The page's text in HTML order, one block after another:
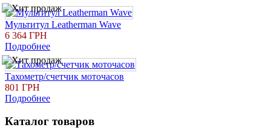
Мультитул Leatherman Wave
6 364 ГРН
Подробнее
Тахометр/счетчик моточасов
801 ГРН
Подробнее
Каталог товаров